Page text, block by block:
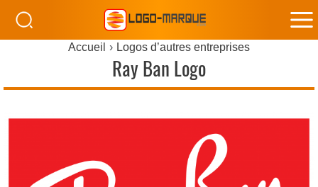
Accueil Logos d’autres entreprises
Ray Ban Logo